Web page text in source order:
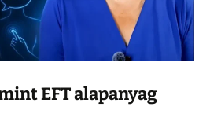
EFT alapanyag